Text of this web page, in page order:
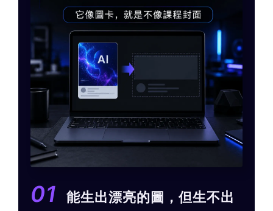
01
能生出漂亮的圖，但生不出